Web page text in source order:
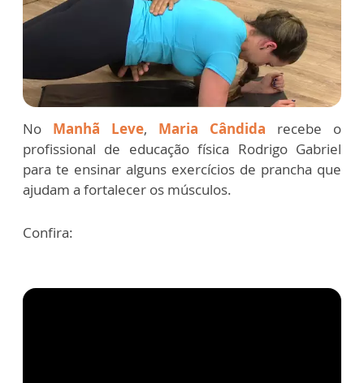
No Manhã Leve, Maria Cândida recebe o
profissional de educação física Rodrigo Gabriel
para te ensinar alguns exercícios de prancha que
ajudam a fortalecer os músculos.
Confira: